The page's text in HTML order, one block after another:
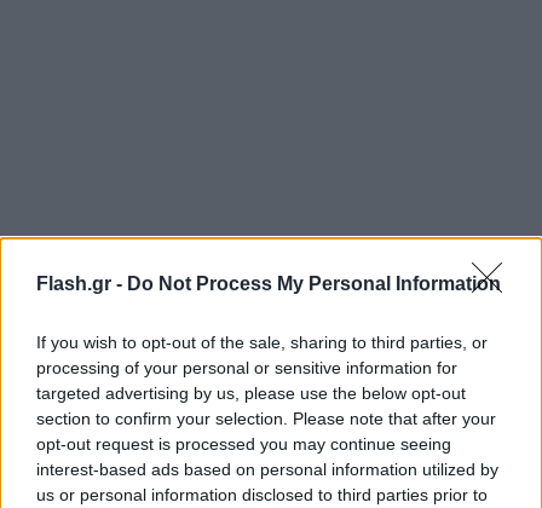
Flash.gr - Do Not Process My Personal Information
If you wish to opt-out of the sale, sharing to third parties, or
processing of your personal or sensitive information for
targeted advertising by us, please use the below opt-out
section to confirm your selection. Please note that after your
opt-out request is processed you may continue seeing
interest-based ads based on personal information utilized by
us or personal information disclosed to third parties prior to